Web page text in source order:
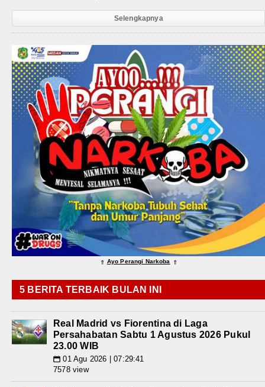
Selengkapnya
⇑ Ayo Perangi Narkoba ⇑
5 BERITA TERBAIK BULAN INI
Real Madrid vs Fiorentina di Laga
Persahabatan Sabtu 1 Agustus 2026 Pukul
23.00 WIB
📅 01 Agu 2026 | 07:29:41
7578 view